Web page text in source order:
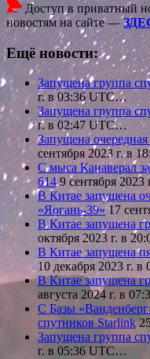
Доступ в приватный
новостям на сайте —
Ещё новости:
Запущена группа
г. в 03:36 UTC…
Запущена группа
г. в 02:47 UTC…
Запущена
сентября 2023 г. в
С мыса Канаверал
6149 сентября
В Китае запущена
«Яогань-39»17
В Китае запущена
октября 2023 г. в
В Китае запущена
10 декабря 2023 г.
В Китае запущена
августа 2024 г. в
С Базы
спутников Starlink
Запущена группа
г. в 05:36 UTC…